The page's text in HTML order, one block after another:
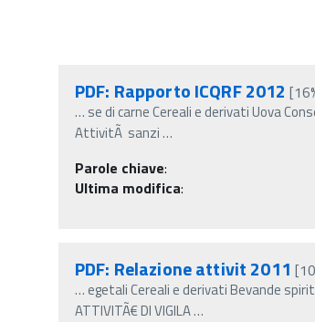
PDF: Rapporto ICQRF 2012
… se di carne Cereali e derivati Uova
AttivitÃ sanzi…
Parole chiave:
Ultima modifica:
PDF: Relazione attivit 2011
… egetali Cereali e derivati Bevande
ATTIVITÃ€ DI VIGILA…